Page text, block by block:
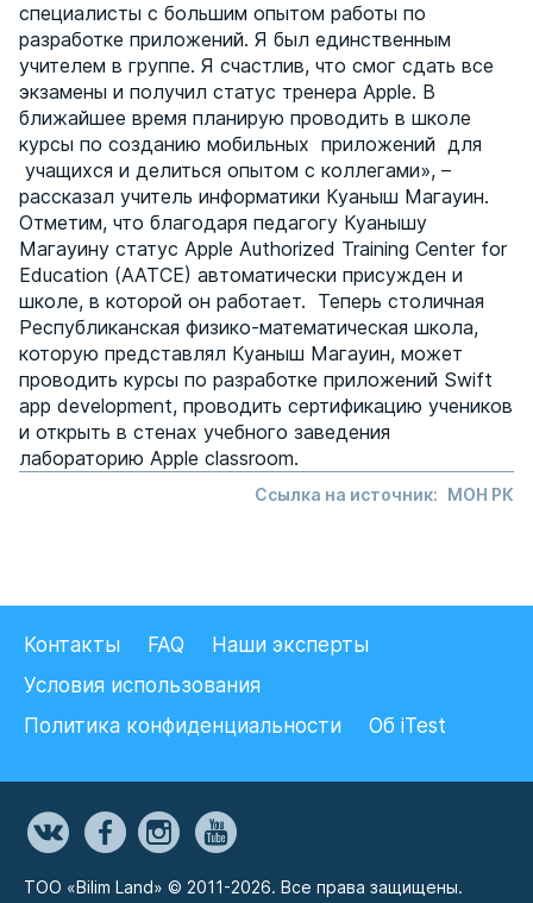
специалисты с большим опытом работы по
разработке приложений. Я был единственным
учителем в группе. Я счастлив, что смог сдать все
экзамены и получил статус тренера Apple. В
ближайшее время планирую проводить в школе
курсы по созданию мобильных приложений для
учащихся и делиться опытом с коллегами», –
рассказал учитель информатики Куаныш Магауин.
Отметим, что благодаря педагогу Куанышу
Магауину статус Apple Authorized Training Center for
Education (AATCE) автоматически присужден и
школе, в которой он работает. Теперь столичная
Республиканская физико-математическая школа,
которую представлял Куаныш Магауин, может
проводить курсы по разработке приложений Swift
app development, проводить сертификацию учеников
и открыть в стенах учебного заведения
лабораторию Apple classroom.
Ссылка на источник: МОН РК
Контакты FAQ
Наши эксперты
Условия использования
Политика конфиденциальности
Об iTest
ТОО «Bilim Land» © 2011-2026. Все права защищены.